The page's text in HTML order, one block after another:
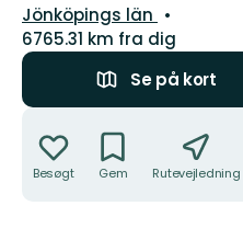
Amt:
Jönköpings län
6765.31 km fra dig
Se på kort
Besøgt Gem Rutevejledning